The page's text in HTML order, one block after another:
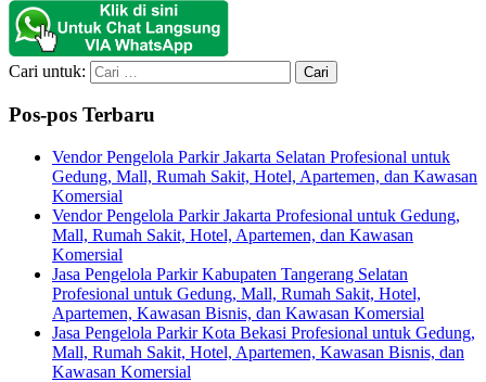
Cari untuk:
Pos-pos Terbaru
Vendor Pengelola Parkir Jakarta Selatan Profesional untuk
Gedung, Mall, Rumah Sakit, Hotel, Apartemen, dan Kawasan
Komersial
Vendor Pengelola Parkir Jakarta Profesional untuk Gedung,
Mall, Rumah Sakit, Hotel, Apartemen, dan Kawasan
Komersial
Jasa Pengelola Parkir Kabupaten Tangerang Selatan
Profesional untuk Gedung, Mall, Rumah Sakit, Hotel,
Apartemen, Kawasan Bisnis, dan Kawasan Komersial
Jasa Pengelola Parkir Kota Bekasi Profesional untuk Gedung,
Mall, Rumah Sakit, Hotel, Apartemen, Kawasan Bisnis, dan
Kawasan Komersial